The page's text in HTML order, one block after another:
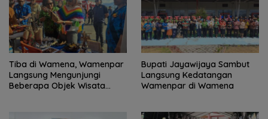
Tiba di Wamena, Wamenpar
Langsung Mengunjungi
Beberapa Objek Wisata
Bupati Jayawijaya Sambut
Langsung Kedatangan
Wamenpar di Wamena